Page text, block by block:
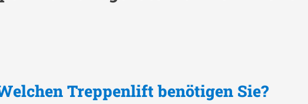
Treppenlift benötigen Sie?